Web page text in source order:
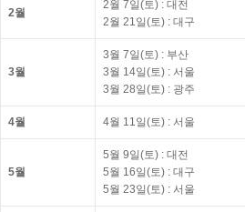
2월
2월 7일(토) : 대전
2월 21일(토) : 대구
3월
3월 7일(토) : 부산
3월 14일(토) : 서울
3월 28일(토) : 광주
4월 4월 11일(토) : 서울
5월
5월 9일(토) : 대전
5월 16일(토) : 대구
5월 23일(토) : 서울